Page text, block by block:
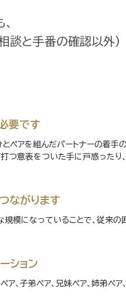
談と手番の確認以外）
要です
ペアを組んだパートナーの着手
つ意表をついた手に戸惑ったり
ながります
模になっていることで、従来
ション
ア、子弟ペア、兄妹ペア、姉弟ペ